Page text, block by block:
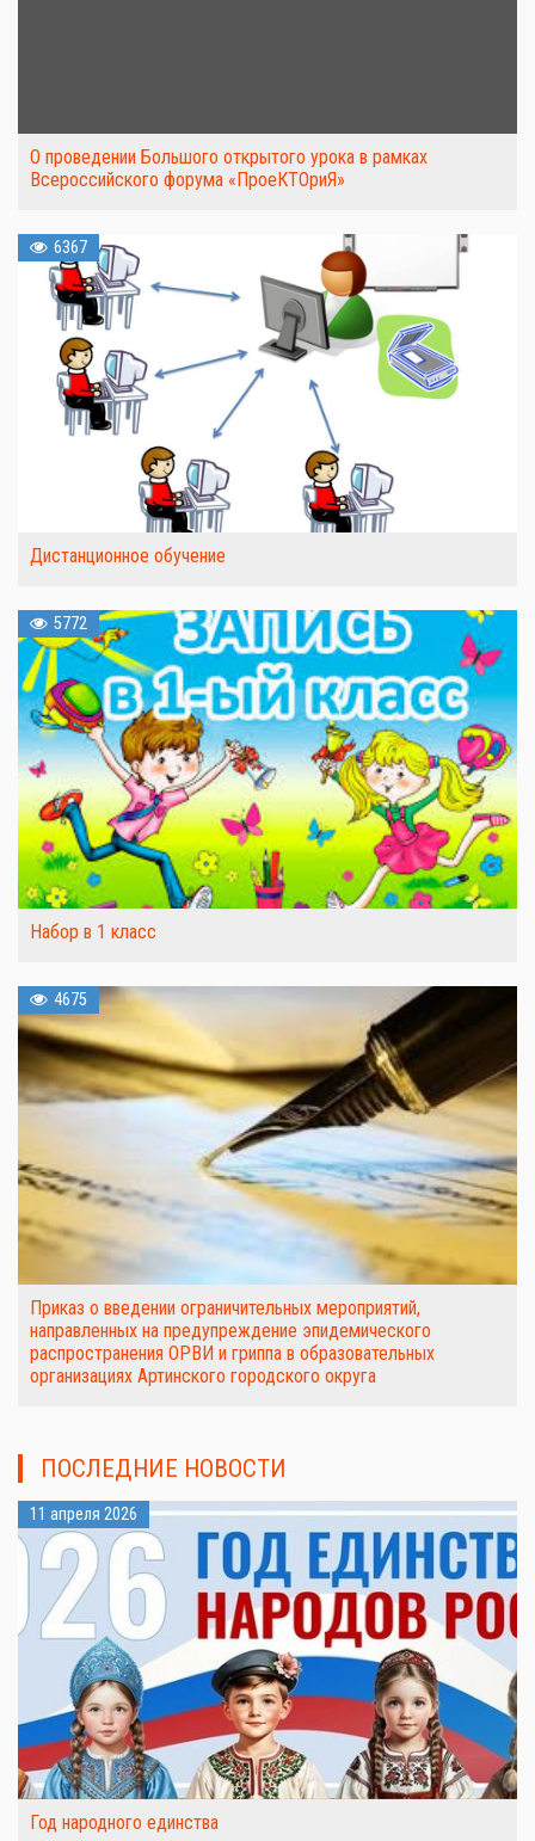
О проведении Большого открытого урока в рамках
Всероссийского форума «ПроеКТОриЯ»
6367
Дистанционное обучение
5772
Набор в 1 класс
4675
Приказ о введении ограничительных мероприятий,
направленных на предупреждение эпидемического
распространения ОРВИ и гриппа в образовательных
организациях Артинского городского округа
ПОСЛЕДНИЕ НОВОСТИ
11 апреля 2026
Год народного единства